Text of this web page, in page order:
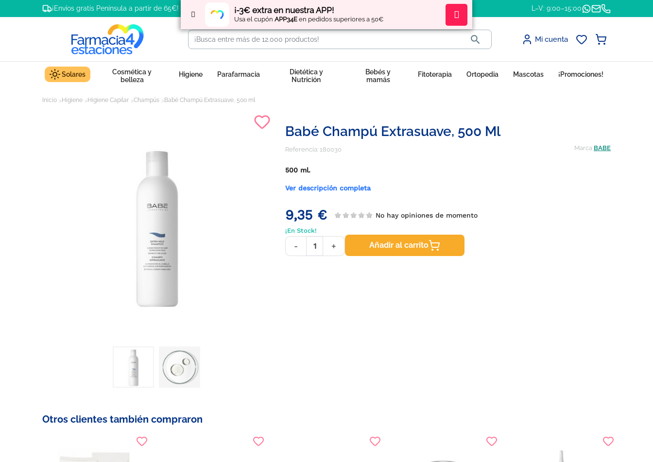
¡-3€ extra en nuestra APP!
Usa el cupón APP34E en pedidos superiores a 50€
¡Envíos gratis Península a partir de 65€! Regístratey obtén L–V: 9:00–15:00
 Mi cuenta
Solares
Cosmética y
belleza
Higiene Parafarmacia
Dietética y
Nutrición
Bebés y
mamás
Fitoterapia Ortopedia Mascotas ¡Promociones!
Inicio Higiene Higiene Capilar Champús Babé Champú Extrasuave, 500 ml
Babé Champú Extrasuave, 500 Ml
Referencia: 180030 Marca BABE
500 ml.
Ver descripción completa
9,35 € No hay opiniones de momento
¡En Stock!
- + Añadir al carrito
Otros clientes también compraron